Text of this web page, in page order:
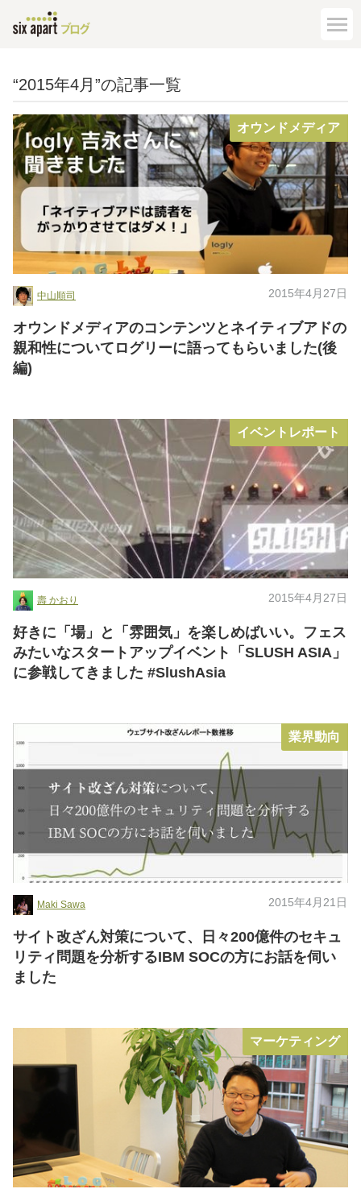
“2015年4月”の記事一覧
オウンドメディア
中山順司 2015年4月27日
オウンドメディアのコンテンツとネイティブアドの
親和性についてログリーに語ってもらいました(後
編)
イベントレポート
壽 かおり 2015年4月27日
好きに「場」と「雰囲気」を楽しめばいい。フェス
みたいなスタートアップイベント「SLUSH ASIA」
に参戦してきました #SlushAsia
業界動向
Maki Sawa 2015年4月21日
サイト改ざん対策について、日々200億件のセキュ
リティ問題を分析するIBM SOCの方にお話を伺い
ました
マーケティング